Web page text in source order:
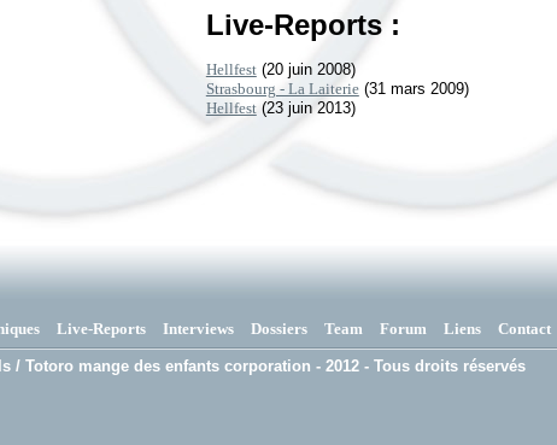
Live-Reports :
Hellfest(20 juin 2008)
Strasbourg - La Laiterie(31 mars 2009)
Hellfest(23 juin 2013)
Live-Reports Interviews Dossiers Team Forum Liens Contact
/ Totoro mange des enfants corporation - 2012 - Tous droits réservés